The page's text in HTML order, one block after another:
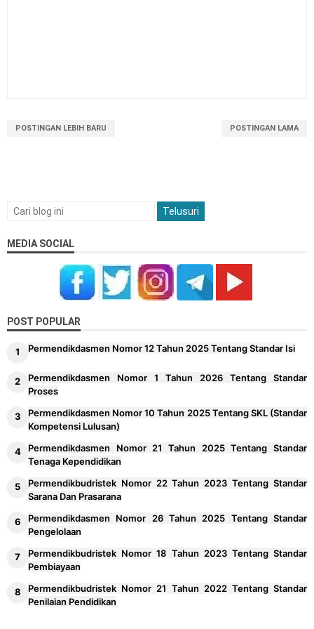
POSTINGAN LEBIH BARU POSTINGAN LAMA
MEDIA SOCIAL
POST POPULAR
Permendikdasmen Nomor 12 Tahun 2025 Tentang Standar Isi
Permendikdasmen Nomor 1 Tahun 2026 Tentang Standar
Proses
Permendikdasmen Nomor 10 Tahun 2025 Tentang SKL (Standar
Kompetensi Lulusan)
Permendikdasmen Nomor 21 Tahun 2025 Tentang Standar
Tenaga Kependidikan
Permendikbudristek Nomor 22 Tahun 2023 Tentang Standar
Sarana Dan Prasarana
Permendikdasmen Nomor 26 Tahun 2025 Tentang Standar
Pengelolaan
Permendikbudristek Nomor 18 Tahun 2023 Tentang Standar
Pembiayaan
Permendikbudristek Nomor 21 Tahun 2022 Tentang Standar
Penilaian Pendidikan